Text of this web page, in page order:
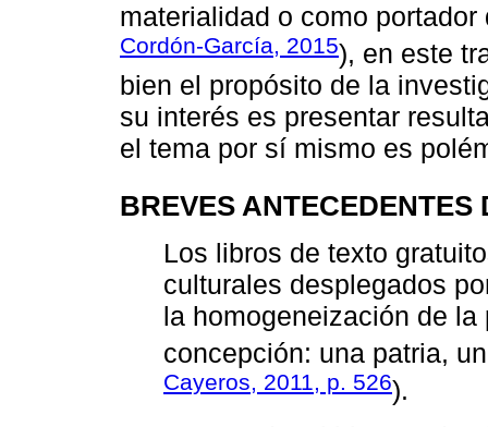
materialidad o como portador
Cordón-García, 2015), en este
bien el propósito de la
su interés es presentar
el tema por sí mismo es
BREVES ANTECEDENTES
Los libros de texto
culturales desplegados
la homogeneización de
concepción: una patria,
Cayeros, 2011, p. 526).